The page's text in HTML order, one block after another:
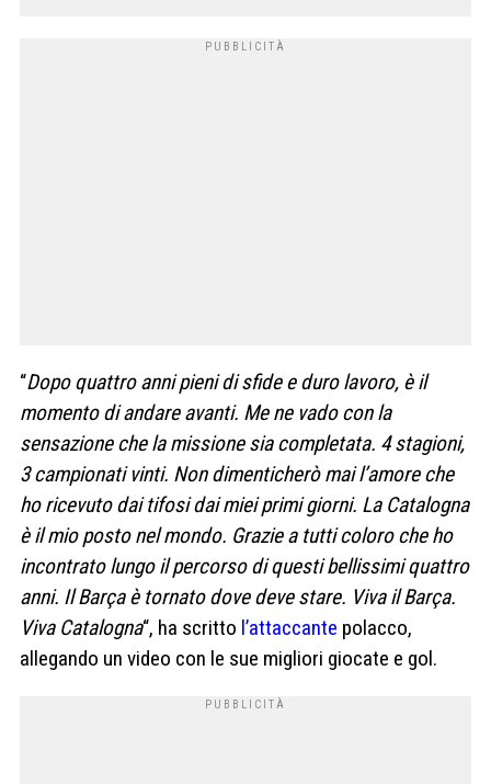
“Dopo quattro anni pieni di sfide e duro lavoro, è il
momento di andare avanti. Me ne vado con la
sensazione che la missione sia completata. 4 stagioni,
3 campionati vinti. Non dimenticherò mai l’amore che
ho ricevuto dai tifosi dai miei primi giorni. La Catalogna
è il mio posto nel mondo. Grazie a tutti coloro che ho
incontrato lungo il percorso di questi bellissimi quattro
anni. Il Barça è tornato dove deve stare. Viva il Barça.
Viva Catalogna“, ha scritto l’attaccante polacco,
allegando un video con le sue migliori giocate e gol.